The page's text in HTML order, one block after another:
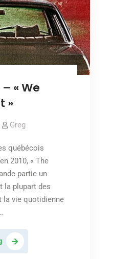
« We
»
Greg
québécois
2010, « The
partie un
la plupart des
la vie quotidienne
Arcade
fire